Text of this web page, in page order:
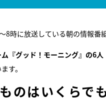
8時に放送している朝の情報番
『グッド！モーニング』の6
す。
のはいくらで